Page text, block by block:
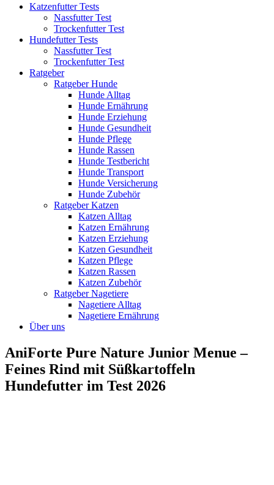
Katzenfutter Tests
Nassfutter Test
Trockenfutter Test
Hundefutter Tests
Nassfutter Test
Trockenfutter Test
Ratgeber
Ratgeber Hunde
Hunde Alltag
Hunde Ernährung
Hunde Erziehung
Hunde Gesundheit
Hunde Pflege
Hunde Rassen
Hunde Testbericht
Hunde Transport
Hunde Versicherung
Hunde Zubehör
Ratgeber Katzen
Katzen Alltag
Katzen Ernährung
Katzen Erziehung
Katzen Gesundheit
Katzen Pflege
Katzen Rassen
Katzen Zubehör
Ratgeber Nagetiere
Nagetiere Alltag
Nagetiere Ernährung
Über uns
AniForte Pure Nature Junior Menue –
Feines Rind mit Süßkartoffeln
Hundefutter im Test 2026